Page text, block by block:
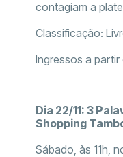
contagiam a
Classificação:
Ingressos a partir
Dia 22/11: 3
Shopping
Sábado, às 11h,